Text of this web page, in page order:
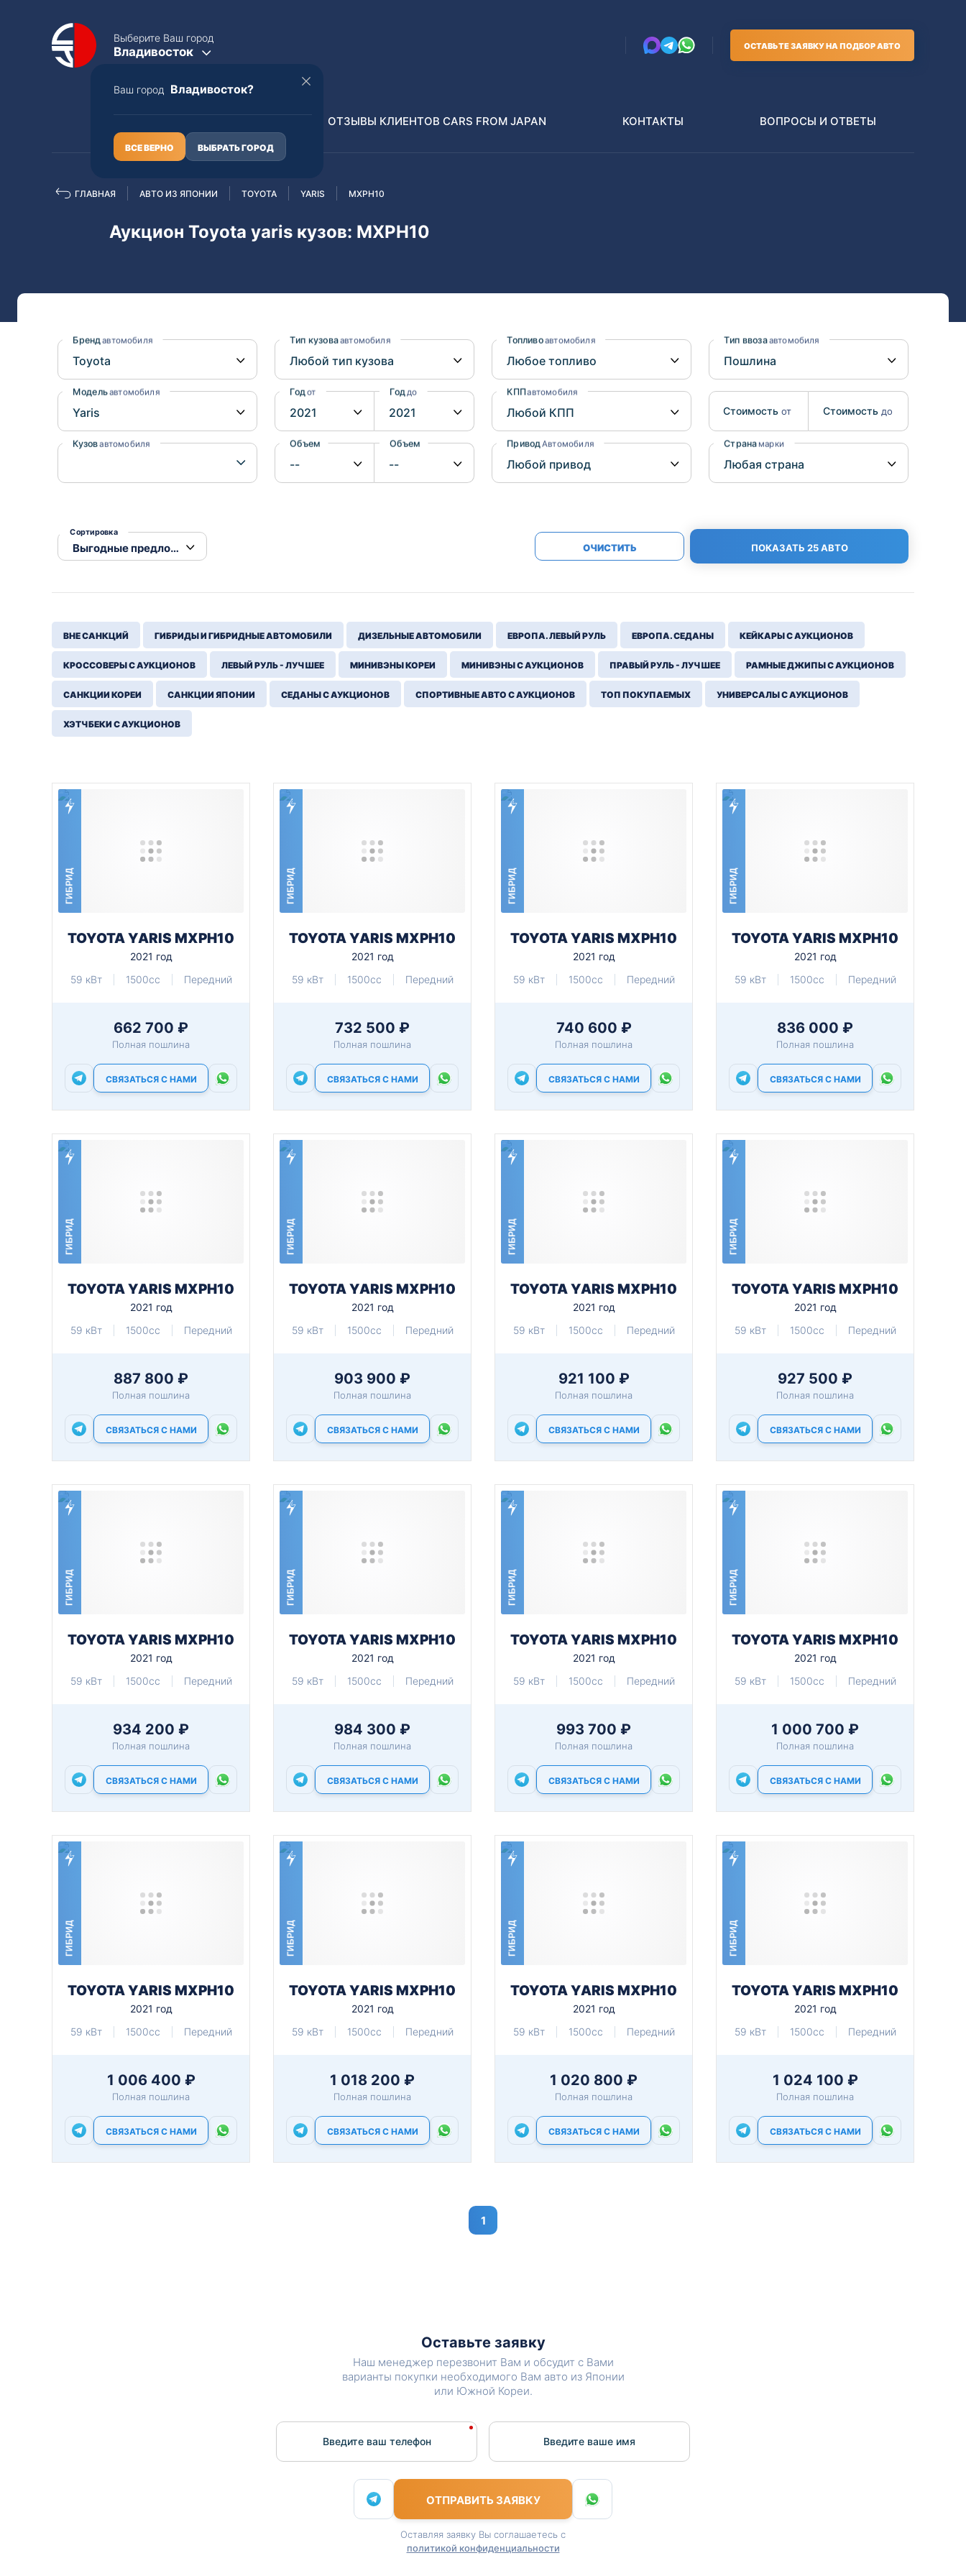
Выберите Ваш город
Владивосток
Ваш город Владивосток?
ВСЕ ВЕРНО ВЫБРАТЬ ГОРОД
ОСТАВЬТЕ ЗАЯВКУ НА ПОДБОР АВТО
Полная пошлина
Nissan
Suzuki
Subaru
Mercedes-Benz
Nissan
Mazda
Mitsubishi
Subaru
Suzuki
Lexus
BMW
Audi
Nissan
Mitsubishi
Isuzu
Hino
ОТЗЫВЫ КЛИЕНТОВ CARS FROM JAPAN КОНТАКТЫ ВОПРОСЫ И ОТВЕТЫ
ГЛАВНАЯ АВТО ИЗ ЯПОНИИ TOYOTA YARIS MXPH10
Аукцион Toyota yaris кузов: MXPH10
Бренд автомобиля
Модельавтомобиля
Кузовавтомобиля
Тип кузоваавтомобиля
Год от Год до
Объем от Объем до
Топливоавтомобиля
КППавтомобиля
Привод Автомобиля
Тип ввозаавтомобиля
Стоимость от Стоимость до
Страна марки
Сортировка
ОЧИСТИТЬ ПОКАЗАТЬ 25 АВТО
ВНЕ САНКЦИЙ ГИБРИДЫ И ГИБРИДНЫЕ АВТОМОБИЛИ ДИЗЕЛЬНЫЕ АВТОМОБИЛИ ЕВРОПА. ЛЕВЫЙ РУЛЬ ЕВРОПА. СЕДАНЫ КЕЙКАРЫ С АУКЦИОНОВ
КРОССОВЕРЫ С АУКЦИОНОВ ЛЕВЫЙ РУЛЬ - ЛУЧШЕЕ МИНИВЭНЫ КОРЕИ МИНИВЭНЫ С АУКЦИОНОВ ПРАВЫЙ РУЛЬ - ЛУЧШЕЕ РАМНЫЕ ДЖИПЫ С АУКЦИОНОВ
САНКЦИИ КОРЕИ САНКЦИИ ЯПОНИИ СЕДАНЫ С АУКЦИОНОВ СПОРТИВНЫЕ АВТО С АУКЦИОНОВ ТОП ПОКУПАЕМЫХ УНИВЕРСАЛЫ С АУКЦИОНОВ
ХЭТЧБЕКИ С АУКЦИОНОВ
ГИБРИД
TOYOTA YARIS MXPH10
2021 год
59 кВт
1500cc Передний
662 700 ₽
Полная пошлина
СВЯЗАТЬСЯ С НАМИ
ГИБРИД
TOYOTA YARIS MXPH10
2021 год
59 кВт
1500cc Передний
732 500 ₽
Полная пошлина
СВЯЗАТЬСЯ С НАМИ
ГИБРИД
TOYOTA YARIS MXPH10
2021 год
59 кВт
1500cc Передний
740 600 ₽
Полная пошлина
СВЯЗАТЬСЯ С НАМИ
ГИБРИД
TOYOTA YARIS MXPH10
2021 год
59 кВт
1500cc Передний
836 000 ₽
Полная пошлина
СВЯЗАТЬСЯ С НАМИ
ГИБРИД
TOYOTA YARIS MXPH10
2021 год
59 кВт
1500cc Передний
887 800 ₽
Полная пошлина
СВЯЗАТЬСЯ С НАМИ
ГИБРИД
TOYOTA YARIS MXPH10
2021 год
59 кВт
1500cc Передний
903 900 ₽
Полная пошлина
СВЯЗАТЬСЯ С НАМИ
ГИБРИД
TOYOTA YARIS MXPH10
2021 год
59 кВт
1500cc Передний
921 100 ₽
Полная пошлина
СВЯЗАТЬСЯ С НАМИ
ГИБРИД
TOYOTA YARIS MXPH10
2021 год
59 кВт
1500cc Передний
927 500 ₽
Полная пошлина
СВЯЗАТЬСЯ С НАМИ
ГИБРИД
TOYOTA YARIS MXPH10
2021 год
59 кВт
1500cc Передний
934 200 ₽
Полная пошлина
СВЯЗАТЬСЯ С НАМИ
ГИБРИД
TOYOTA YARIS MXPH10
2021 год
59 кВт
1500cc Передний
984 300 ₽
Полная пошлина
СВЯЗАТЬСЯ С НАМИ
ГИБРИД
TOYOTA YARIS MXPH10
2021 год
59 кВт
1500cc Передний
993 700 ₽
Полная пошлина
СВЯЗАТЬСЯ С НАМИ
ГИБРИД
TOYOTA YARIS MXPH10
2021 год
59 кВт
1500cc Передний
1 000 700 ₽
Полная пошлина
СВЯЗАТЬСЯ С НАМИ
ГИБРИД
TOYOTA YARIS MXPH10
2021 год
59 кВт
1500cc Передний
1 006 400 ₽
Полная пошлина
СВЯЗАТЬСЯ С НАМИ
ГИБРИД
TOYOTA YARIS MXPH10
2021 год
59 кВт
1500cc Передний
1 018 200 ₽
Полная пошлина
СВЯЗАТЬСЯ С НАМИ
ГИБРИД
TOYOTA YARIS MXPH10
2021 год
59 кВт
1500cc Передний
1 020 800 ₽
Полная пошлина
СВЯЗАТЬСЯ С НАМИ
ГИБРИД
TOYOTA YARIS MXPH10
2021 год
59 кВт
1500cc Передний
1 024 100 ₽
Полная пошлина
СВЯЗАТЬСЯ С НАМИ
1
Оставьте заявку
Наш менеджер перезвонит Вам и обсудит с Вами
варианты покупки необходимого Вам авто из Японии
или Южной Кореи.
Введите ваш телефон Введите вашe имя
ОТПРАВИТЬ ЗАЯВКУ
Оставляя заявку Вы соглашаетесь с
политикой конфиденциальности